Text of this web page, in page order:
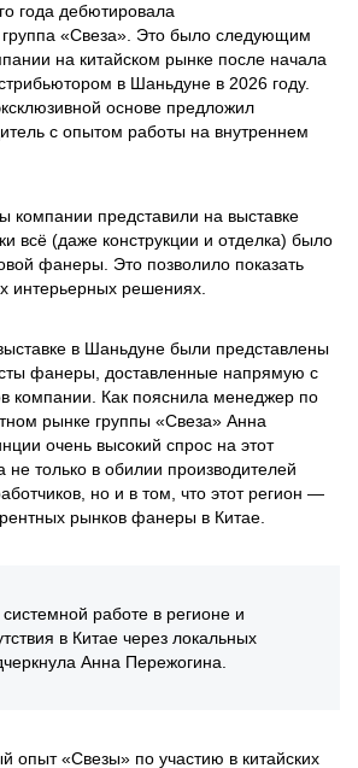
года дебютировала
«Свеза». Это было следующим
на китайском рынке после начала
в Шаньдуне в 2026 году.
основе предложил
с опытом работы на внутреннем
компании представили на выставке
всё (даже конструкции и отделка) было
фанеры. Это позволило показать
интерьерных решениях.
в Шаньдуне были представлены
фанеры, доставленные напрямую с
компании. Как пояснила менеджер по
рынке группы «Свеза» Анна
очень высокий спрос на этот
только в обилии производителей
но и в том, что этот регион —
рынков фанеры в Китае.
работе в регионе и
в Китае через локальных
Анна Пережогина.
опыт «Свезы» по участию в китайских